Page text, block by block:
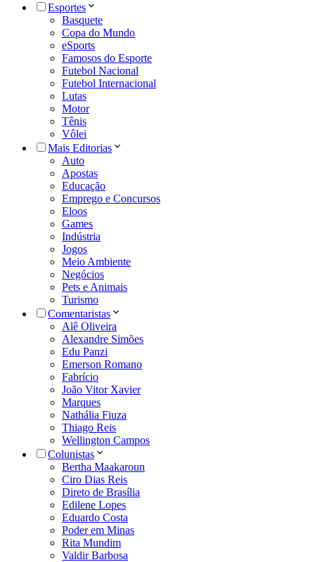
Esportes
Basquete
Copa do Mundo
eSports
Famosos do Esporte
Futebol Nacional
Futebol Internacional
Lutas
Motor
Tênis
Vôlei
Mais Editorias
Auto
Apostas
Educação
Emprego e Concursos
Eloos
Games
Indústria
Jogos
Meio Ambiente
Negócios
Pets e Animais
Turismo
Comentaristas
Alê Oliveira
Alexandre Simões
Edu Panzi
Emerson Romano
Fabrício
João Vitor Xavier
Marques
Nathália Fiuza
Thiago Reis
Wellington Campos
Colunistas
Bertha Maakaroun
Ciro Dias Reis
Direto de Brasília
Edilene Lopes
Eduardo Costa
Poder em Minas
Rita Mundim
Valdir Barbosa